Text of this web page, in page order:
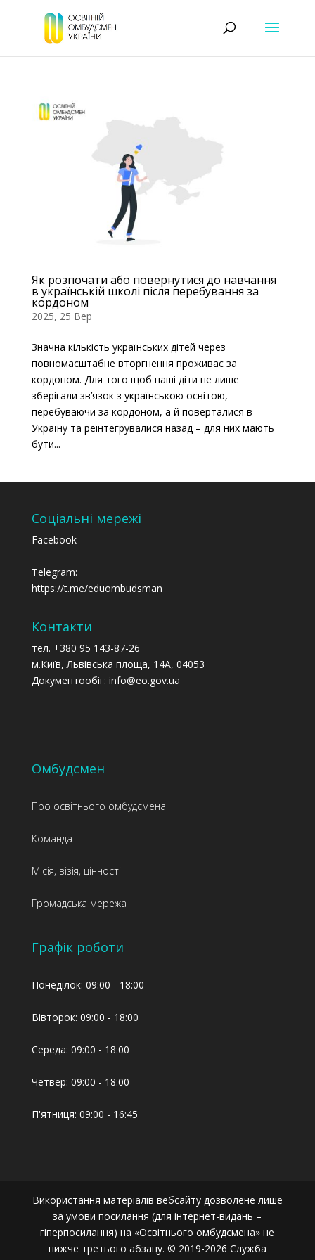
Як розпочати або повернутися до навчання
в українській школі після перебування за
кордоном
2025, 25 Вер
Значна кількість українських дітей через
повномасштабне вторгнення проживає за
кордоном. Для того щоб наші діти не лише
зберігали зв’язок з українською освітою,
перебуваючи за кордоном, а й поверталися в
Україну та реінтегрувалися назад – для них мають
бути...
Соціальні мережі
Facebook
Telegram:
https://t.me/eduombudsman
Контакти
тел. +380 95 143-87-26
м.Київ, Львівська площа, 14А, 04053
Документообіг: info@eo.gov.ua
Омбудсмен
Про освітнього омбудсмена
Команда
Місія, візія, цінності
Громадська мережа
Графік роботи
Понеділок: 09:00 - 18:00
Вівторок: 09:00 - 18:00
Середа: 09:00 - 18:00
Четвер: 09:00 - 18:00
П'ятниця: 09:00 - 16:45
Використання матеріалів вебсайту дозволене лише
за умови посилання (для інтернет-видань –
гіперпосилання) на «Освітнього омбудсмена» не
нижче третього абзацу. © 2019-2026 Служба